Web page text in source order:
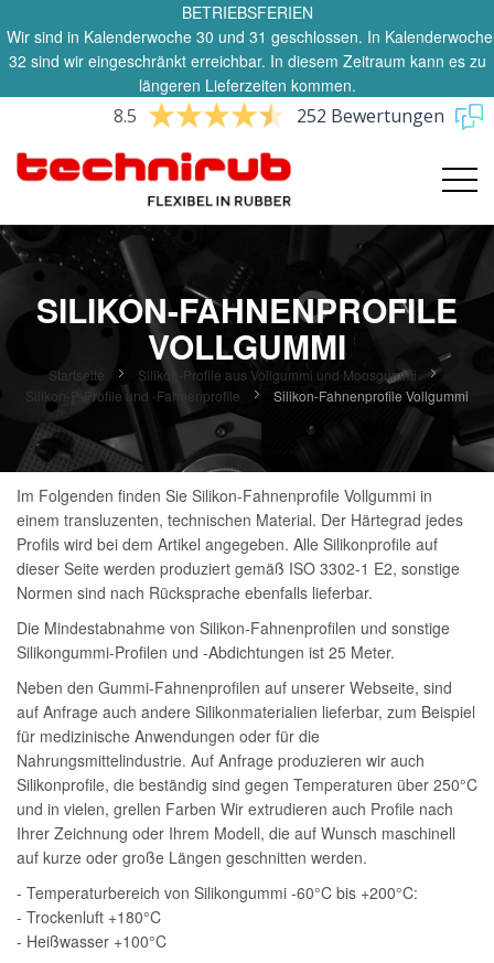
BETRIEBSFERIEN
Wir sind in Kalenderwoche 30 und 31 geschlossen. In Kalenderwoche
32 sind wir eingeschränkt erreichbar. In diesem Zeitraum kann es zu
längeren Lieferzeiten kommen.
8.5 252 Bewertungen
SILIKON-FAHNENPROFILE
VOLLGUMMI
Startseite
Silikon-Profile aus Vollgummi und Moosgummi
Silikon-P-Profile und -Fahnenprofile
Silikon-Fahnenprofile Vollgummi
Im Folgenden finden Sie Silikon-Fahnenprofile Vollgummi in
einem transluzenten, technischen Material. Der Härtegrad jedes
Profils wird bei dem Artikel angegeben. Alle Silikonprofile auf
dieser Seite werden produziert gemäß ISO 3302-1 E2, sonstige
Normen sind nach Rücksprache ebenfalls lieferbar.
Die Mindestabnahme von Silikon-Fahnenprofilen und sonstige
Silikongummi-Profilen und -Abdichtungen ist 25 Meter.
Neben den Gummi-Fahnenprofilen auf unserer Webseite, sind
auf Anfrage auch andere Silikonmaterialien lieferbar, zum Beispiel
für medizinische Anwendungen oder für die
Nahrungsmittelindustrie. Auf Anfrage produzieren wir auch
Silikonprofile, die beständig sind gegen Temperaturen über 250°C
und in vielen, grellen Farben Wir extrudieren auch Profile nach
Ihrer Zeichnung oder Ihrem Modell, die auf Wunsch maschinell
auf kurze oder große Längen geschnitten werden.
- Temperaturbereich von Silikongummi -60°C bis +200°C:
- Trockenluft +180°C
- Heißwasser +100°C